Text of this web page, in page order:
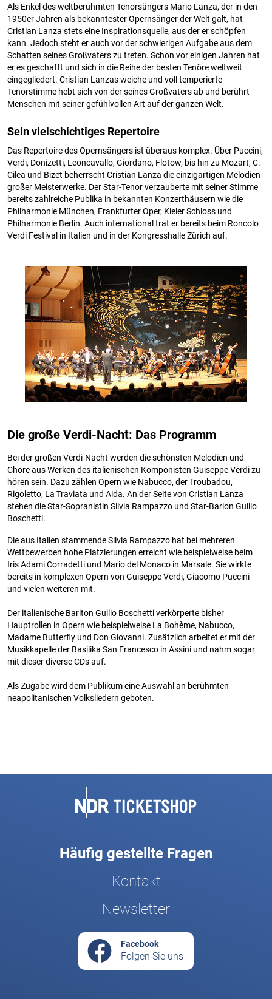
Als Enkel des weltberühmten Tenorsängers Mario Lanza, der in den
1950er Jahren als bekanntester Opernsänger der Welt galt, hat
Cristian Lanza stets eine Inspirationsquelle, aus der er schöpfen
kann. Jedoch steht er auch vor der schwierigen Aufgabe aus dem
Schatten seines Großvaters zu treten. Schon vor einigen Jahren hat
er es geschafft und sich in die Reihe der besten Tenöre weltweit
eingegliedert. Cristian Lanzas weiche und voll temperierte
Tenorstimme hebt sich von der seines Großvaters ab und berührt
Menschen mit seiner gefühlvollen Art auf der ganzen Welt.
Sein vielschichtiges Repertoire
Das Repertoire des Opernsängers ist überaus komplex. Über Puccini,
Verdi, Donizetti, Leoncavallo, Giordano, Flotow, bis hin zu Mozart, C.
Cilea und Bizet beherrscht Cristian Lanza die einzigartigen Melodien
großer Meisterwerke. Der Star-Tenor verzauberte mit seiner Stimme
bereits zahlreiche Publika in bekannten Konzerthäusern wie die
Philharmonie München, Frankfurter Oper, Kieler Schloss und
Philharmonie Berlin. Auch international trat er bereits beim Roncolo
Verdi Festival in Italien und in der Kongresshalle Zürich auf.
Die große Verdi-Nacht: Das Programm
Bei der großen Verdi-Nacht werden die schönsten Melodien und
Chöre aus Werken des italienischen Komponisten Guiseppe Verdi zu
hören sein. Dazu zählen Opern wie Nabucco, der Troubadou,
Rigoletto, La Traviata und Aida. An der Seite von Cristian Lanza
stehen die Star-Sopranistin Silvia Rampazzo und Star-Barion Guilio
Boschetti.
Die aus Italien stammende Silvia Rampazzo hat bei mehreren
Wettbewerben hohe Platzierungen erreicht wie beispielweise beim
Iris Adami Corradetti und Mario del Monaco in Marsale. Sie wirkte
bereits in komplexen Opern von Guiseppe Verdi, Giacomo Puccini
und vielen weiteren mit.
Der italienische Bariton Guilio Boschetti verkörperte bisher
Hauptrollen in Opern wie beispielweise La Bohème, Nabucco,
Madame Butterfly und Don Giovanni. Zusätzlich arbeitet er mit der
Musikkapelle der Basilika San Francesco in Assini und nahm sogar
mit dieser diverse CDs auf.
Als Zugabe wird dem Publikum eine Auswahl an berühmten
neapolitanischen Volksliedern geboten.
Häufig gestellte Fragen
Kontakt
Newsletter
Facebook
Folgen Sie uns